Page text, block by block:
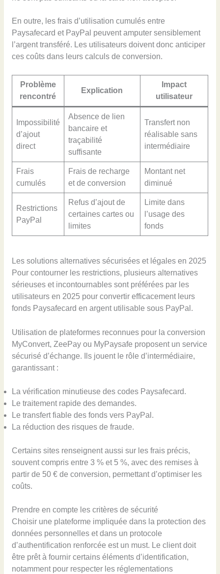
En outre, les frais d’utilisation cumulés entre
Paysafecard et PayPal peuvent amputer sensiblement
l’argent transféré. Les utilisateurs doivent donc anticiper
ces coûts dans leurs calculs de conversion.
Problème
rencontré
Explication
Impact
utilisateur
Impossibilité
d’ajout
direct
Absence de lien
bancaire et
traçabilité
suffisante
Transfert non
réalisable sans
intermédiaire
Frais
cumulés
Frais de recharge
et de conversion
Montant net
diminué
Restrictions
PayPal
Refus d’ajout de
certaines cartes ou
limites
Limite dans
l’usage des
fonds
Les solutions alternatives sécurisées et légales en 2025
Pour contourner les restrictions, plusieurs alternatives
sérieuses et incontournables sont préférées par les
utilisateurs en 2025 pour convertir efficacement leurs
fonds Paysafecard en argent utilisable sous PayPal.
Utilisation de plateformes reconnues pour la conversion
MyConvert, ZeePay ou MyPaysafe proposent un service
sécurisé d’échange. Ils jouent le rôle d’intermédiaire,
garantissant :
La vérification minutieuse des codes Paysafecard.
Le traitement rapide des demandes.
Le transfert fiable des fonds vers PayPal.
La réduction des risques de fraude.
Certains sites renseignent aussi sur les frais précis,
souvent compris entre 3 % et 5 %, avec des remises à
partir de 50 € de conversion, permettant d’optimiser les
coûts.
Prendre en compte les critères de sécurité
Choisir une plateforme impliquée dans la protection des
données personnelles et dans un protocole
d’authentification renforcée est un must. Le client doit
être prêt à fournir certains éléments d’identification,
notamment pour respecter les réglementations